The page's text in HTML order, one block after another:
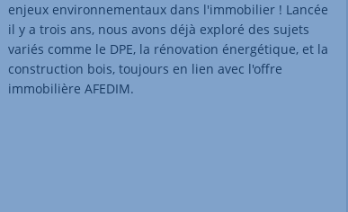
enjeux environnementaux dans l'immobilier ! Lancée
il y a trois ans, nous avons déjà exploré des sujets
variés comme le DPE, la rénovation énergétique, et la
construction bois, toujours en lien avec l'offre
immobilière AFEDIM.